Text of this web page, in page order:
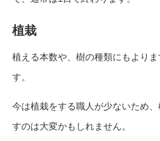
植栽
植える本数や、樹の種類にもより
す。
今は植栽をする職人が少ないため
すのは大変かもしれません。